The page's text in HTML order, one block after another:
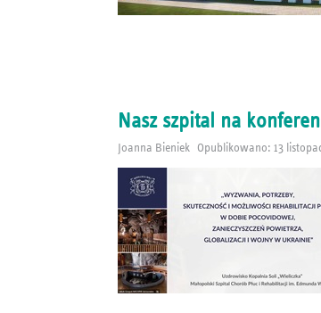
Nasz szpital na
Joanna Bieniek Opublikowano: 13